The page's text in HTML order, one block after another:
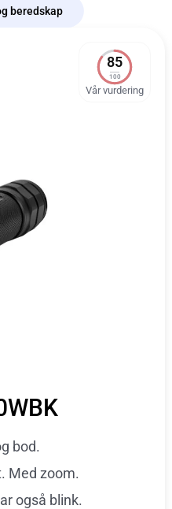
beredskap
85
100
Vår vurdering
bod.
Med zoom.
også blink.